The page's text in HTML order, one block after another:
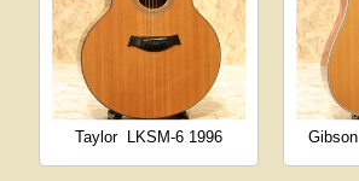
Taylor LKSM-6 1996 Gibson